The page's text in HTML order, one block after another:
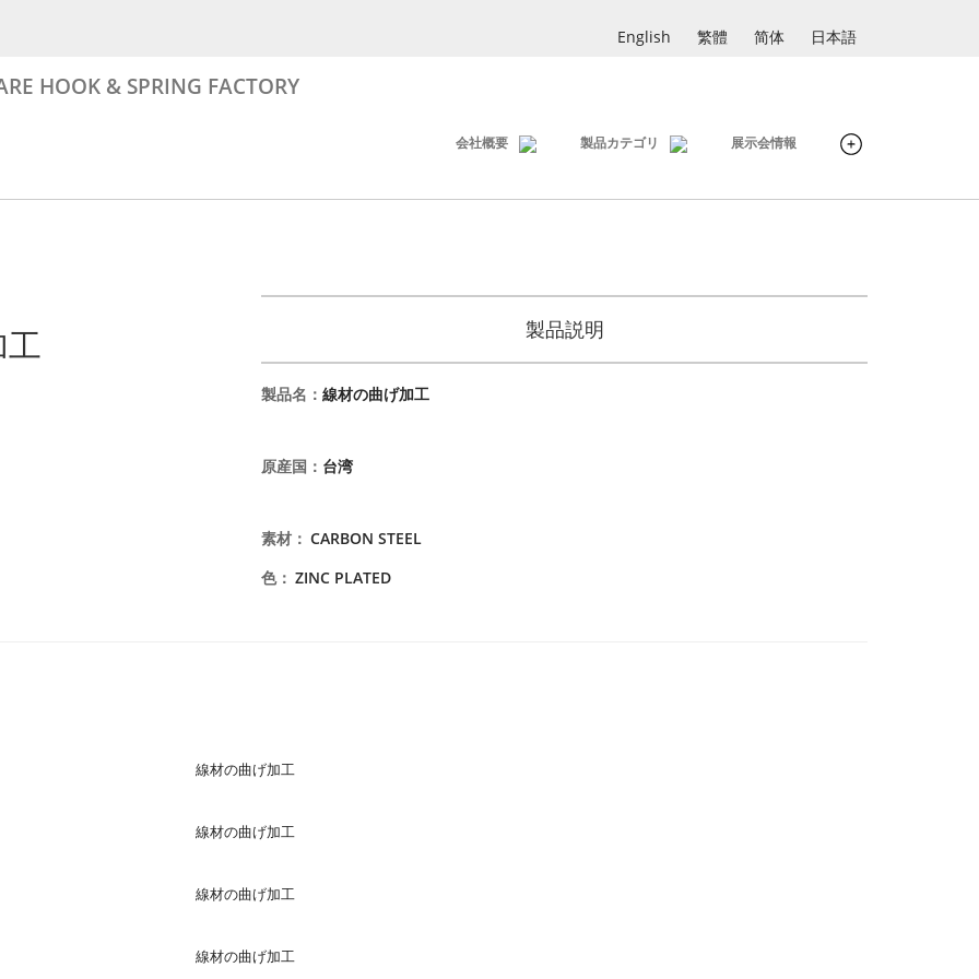
English 繁體 简体 日本語
HOOK & SPRING FACTORY
会社概要 製品カテゴリ 展示会情報
製品説明
製品名 ： 線材の曲げ加工
原産国 ： 台湾
素材 ： CARBON STEEL
色： ZINC PLATED
線材の曲げ加工
線材の曲げ加工
線材の曲げ加工
線材の曲げ加工